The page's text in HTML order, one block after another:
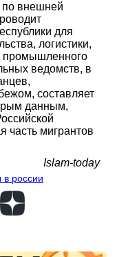
по внешней
для
логистики,
промышленного
ведомств, в
составляет
данным,
часть мигрантов
Islam-today
в россии